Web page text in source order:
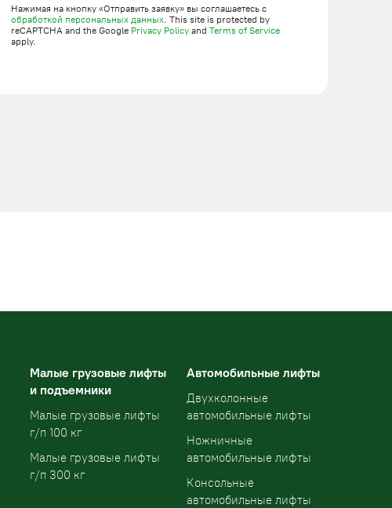
Нажимая на кнопку «Отправить заявку» вы соглашаетесь с
обработкой персональных данных. This site is protected by
reCAPTCHA and the Google Privacy Policy and Terms of Service
apply.
Малые грузовые лифты
и подъемники
Малые грузовые лифты
г/п 100 кг
Малые грузовые лифты
г/п 300 кг
Автомобильные лифты
Двухколонные
автомобильные лифты
Ножничные
автомобильные лифты
Консольные
автомобильные лифты